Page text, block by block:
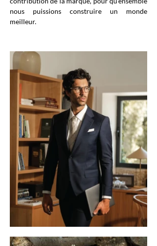
nous puissions construire un monde
meilleur.